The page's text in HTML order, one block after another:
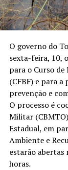
O governo do
sexta-feira, 10,
para o Curso
(CFBF) e para
prevenção e
O processo é
Militar
Estadual, em
Ambiente e
estarão abertas
horas.